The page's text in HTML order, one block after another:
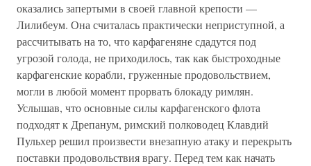
оказались запертыми в своей главной крепости —
Лилибеум. Она считалась практически неприступной, а
рассчитывать на то, что карфагеняне сдадутся под
угрозой голода, не приходилось, так как быстроходные
карфагенские корабли, груженные продовольствием,
могли в любой момент прорвать блокаду римлян.
Услышав, что основные силы карфагенского флота
подходят к Дрепанум, римский полководец Клавдий
Пульхер решил произвести внезапную атаку и перекрыть
поставки продовольствия врагу. Перед тем как начать